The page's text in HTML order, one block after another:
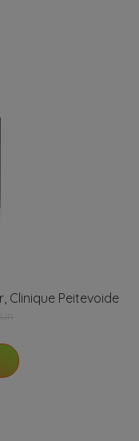
Clinique Peitevoide